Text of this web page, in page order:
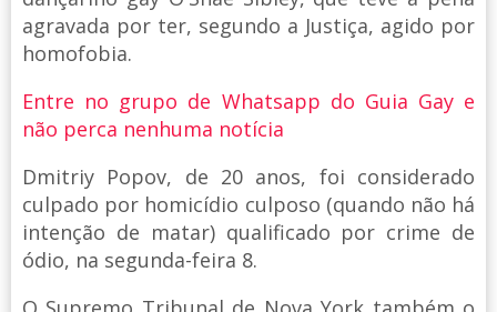
agravada por ter, segundo a Justiça, agido por
homofobia.
Entre no grupo de Whatsapp do Guia Gay e
não perca nenhuma notícia
Dmitriy Popov, de 20 anos, foi considerado
culpado por homicídio culposo (quando não há
intenção de matar) qualificado por crime de
ódio, na segunda-feira 8.